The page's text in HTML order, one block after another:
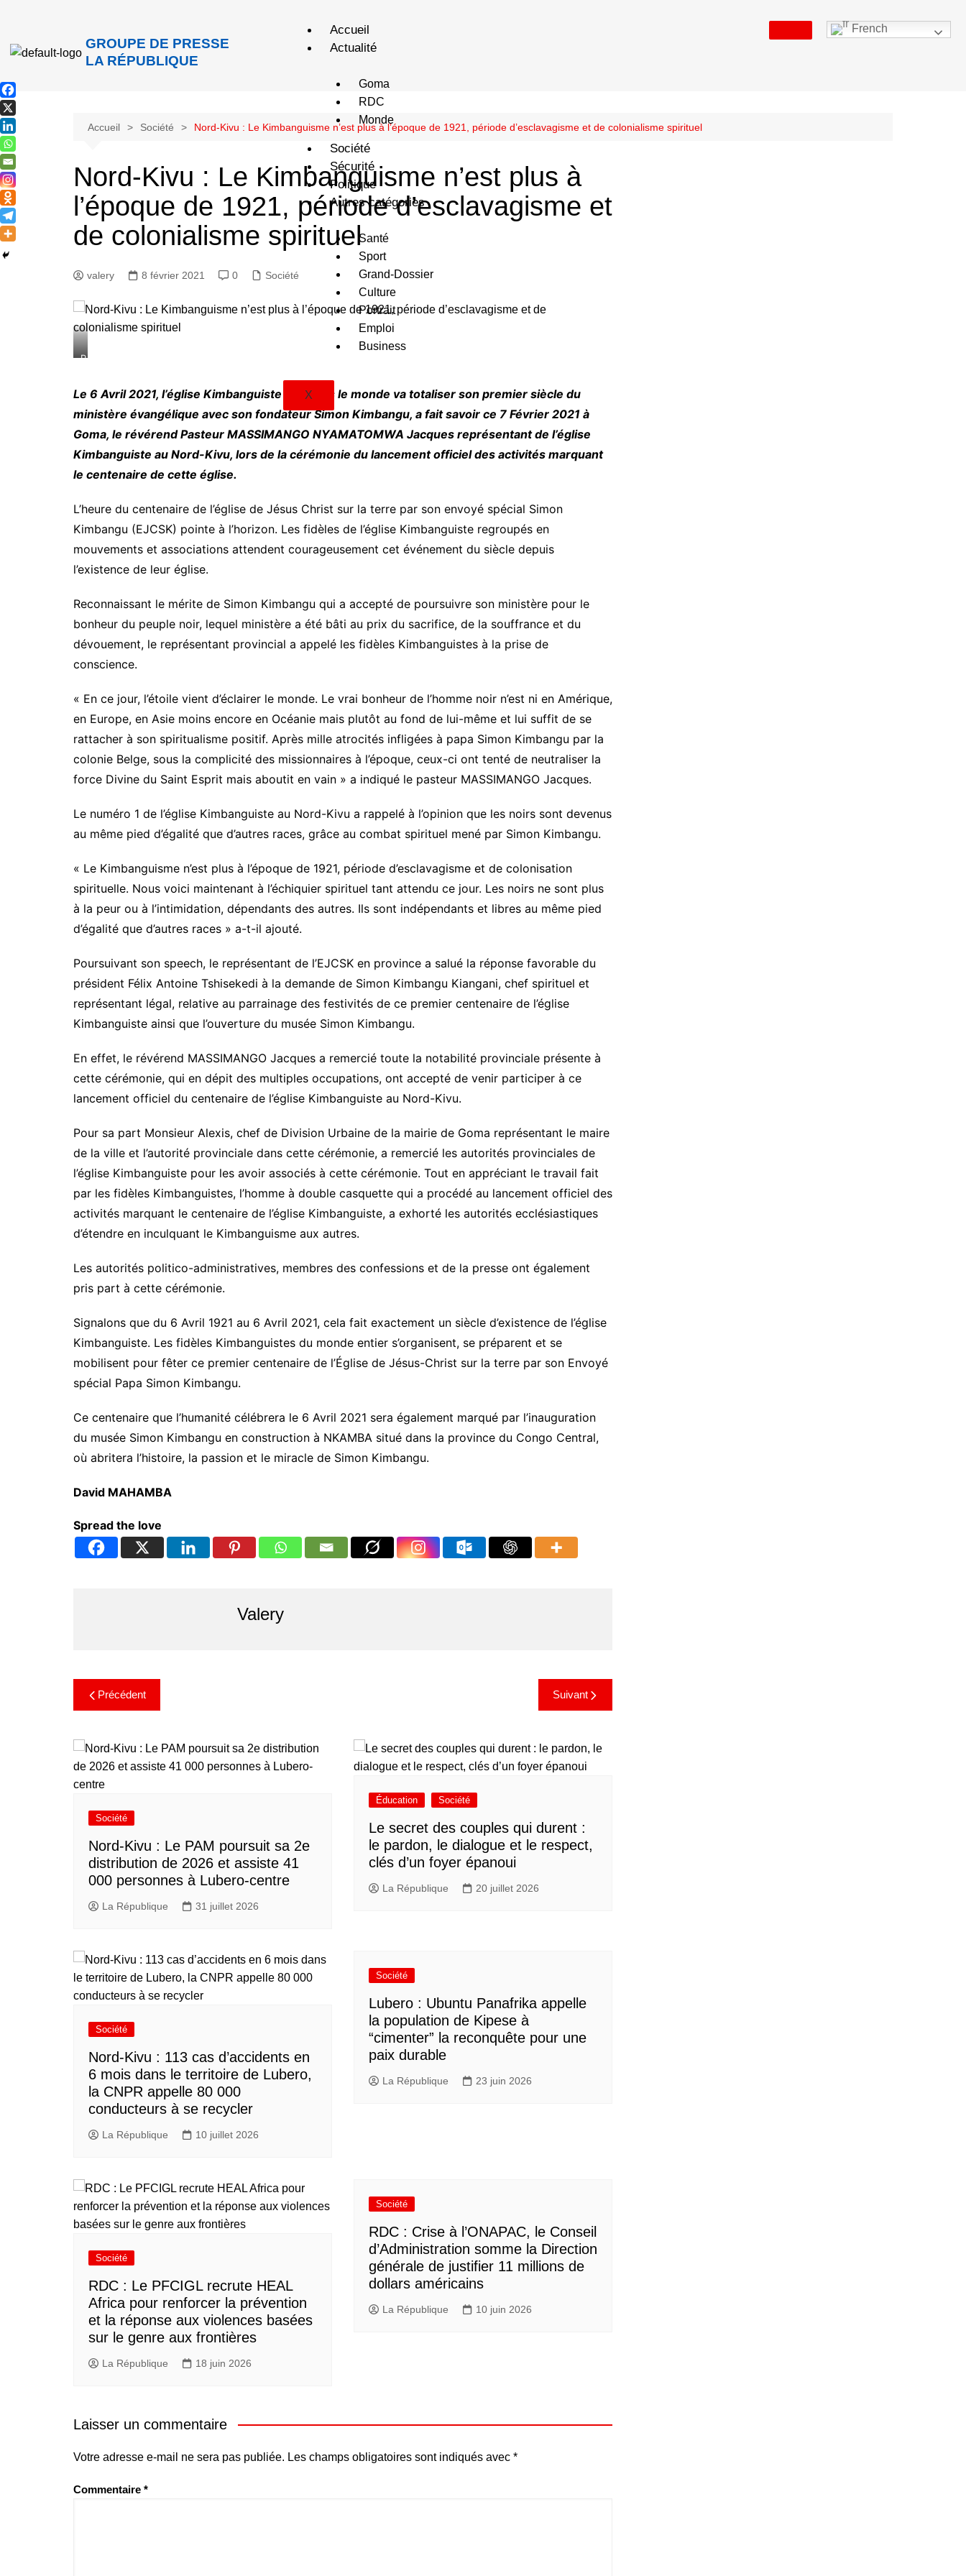
GROUPE DE PRESSE
LA RÉPUBLIQUE
Accueil
Actualité
Goma
RDC
Monde
Société
Sécurité
Politique
Autres catégories
Santé
Sport
Grand-Dossier
Culture
Portrait
Emploi
Business
X
French
Accueil Société Nord-Kivu : Le Kimbanguisme n’est plus à l’époque de 1921, période d’esclavagisme et de colonialisme spirituel
Nord-Kivu : Le Kimbanguisme n’est plus à
l’époque de 1921, période d’esclavagisme et
de colonialisme spirituel
valery 8 février 2021 0 Société
P
t
o
d
e
n
e
m
b
l
a
r
s
l
’
a
u
u
r
a
o
n
e
s
a
c
i
i
é
s
d
e
n
e
a
i
e
d
l
’
g
i
e
K
i
m
b
a
g
u
i
s
e
l
a
e
u
i
m
b
a
t
h
o
Le 6 Avril 2021, l’église Kimbanguiste à travers le monde va totaliser son premier siècle du
ministère évangélique avec son fondateur Simon Kimbangu, a fait savoir ce 7 Février 2021 à
Goma, le révérend Pasteur MASSIMANGO NYAMATOMWA Jacques représentant de l’église
Kimbanguiste au Nord-Kivu, lors de la cérémonie du lancement officiel des activités marquant
le centenaire de cette église.
L’heure du centenaire de l’église de Jésus Christ sur la terre par son envoyé spécial Simon
Kimbangu (EJCSK) pointe à l’horizon. Les fidèles de l’église Kimbanguiste regroupés en
mouvements et associations attendent courageusement cet événement du siècle depuis
l’existence de leur église.
Reconnaissant le mérite de Simon Kimbangu qui a accepté de poursuivre son ministère pour le
bonheur du peuple noir, lequel ministère a été bâti au prix du sacrifice, de la souffrance et du
dévouement, le représentant provincial a appelé les fidèles Kimbanguistes à la prise de
conscience.
« En ce jour, l’étoile vient d’éclairer le monde. Le vrai bonheur de l’homme noir n’est ni en Amérique,
en Europe, en Asie moins encore en Océanie mais plutôt au fond de lui-même et lui suffit de se
rattacher à son spiritualisme positif. Après mille atrocités infligées à papa Simon Kimbangu par la
colonie Belge, sous la complicité des missionnaires à l’époque, ceux-ci ont tenté de neutraliser la
force Divine du Saint Esprit mais aboutit en vain » a indiqué le pasteur MASSIMANGO Jacques.
Le numéro 1 de l’église Kimbanguiste au Nord-Kivu a rappelé à l’opinion que les noirs sont devenus
au même pied d’égalité que d’autres races, grâce au combat spirituel mené par Simon Kimbangu.
« Le Kimbanguisme n’est plus à l’époque de 1921, période d’esclavagisme et de colonisation
spirituelle. Nous voici maintenant à l’échiquier spirituel tant attendu ce jour. Les noirs ne sont plus
à la peur ou à l’intimidation, dépendants des autres. Ils sont indépendants et libres au même pied
d’égalité que d’autres races » a-t-il ajouté.
Poursuivant son speech, le représentant de l’EJCSK en province a salué la réponse favorable du
président Félix Antoine Tshisekedi à la demande de Simon Kimbangu Kiangani, chef spirituel et
représentant légal, relative au parrainage des festivités de ce premier centenaire de l’église
Kimbanguiste ainsi que l’ouverture du musée Simon Kimbangu.
En effet, le révérend MASSIMANGO Jacques a remercié toute la notabilité provinciale présente à
cette cérémonie, qui en dépit des multiples occupations, ont accepté de venir participer à ce
lancement officiel du centenaire de l’église Kimbanguiste au Nord-Kivu.
Pour sa part Monsieur Alexis, chef de Division Urbaine de la mairie de Goma représentant le maire
de la ville et l’autorité provinciale dans cette cérémonie, a remercié les autorités provinciales de
l’église Kimbanguiste pour les avoir associés à cette cérémonie. Tout en appréciant le travail fait
par les fidèles Kimbanguistes, l’homme à double casquette qui a procédé au lancement officiel des
activités marquant le centenaire de l’église Kimbanguiste, a exhorté les autorités ecclésiastiques
d’étendre en inculquant le Kimbanguisme aux autres.
Les autorités politico-administratives, membres des confessions et de la presse ont également
pris part à cette cérémonie.
Signalons que du 6 Avril 1921 au 6 Avril 2021, cela fait exactement un siècle d’existence de l’église
Kimbanguiste. Les fidèles Kimbanguistes du monde entier s’organisent, se préparent et se
mobilisent pour fêter ce premier centenaire de l’Église de Jésus-Christ sur la terre par son Envoyé
spécial Papa Simon Kimbangu.
Ce centenaire que l’humanité célébrera le 6 Avril 2021 sera également marqué par l’inauguration
du musée Simon Kimbangu en construction à NKAMBA situé dans la province du Congo Central,
où abritera l’histoire, la passion et le miracle de Simon Kimbangu.
David MAHAMBA
Spread the love
Valery
Précédent Suivant
Société
Nord-Kivu : Le PAM poursuit sa 2e
distribution de 2026 et assiste 41
000 personnes à Lubero-centre
La République 31 juillet 2026
Éducation Société
Le secret des couples qui durent :
le pardon, le dialogue et le respect,
clés d’un foyer épanoui
La République 20 juillet 2026
Société
Nord-Kivu : 113 cas d’accidents en
6 mois dans le territoire de Lubero,
la CNPR appelle 80 000
conducteurs à se recycler
La République 10 juillet 2026
Société
Lubero : Ubuntu Panafrika appelle
la population de Kipese à
“cimenter” la reconquête pour une
paix durable
La République 23 juin 2026
Société
RDC : Le PFCIGL recrute HEAL
Africa pour renforcer la prévention
et la réponse aux violences basées
sur le genre aux frontières
La République 18 juin 2026
Société
RDC : Crise à l’ONAPAC, le Conseil
d’Administration somme la Direction
générale de justifier 11 millions de
dollars américains
La République 10 juin 2026
Laisser un commentaire
Votre adresse e-mail ne sera pas publiée. Les champs obligatoires sont indiqués avec *
Commentaire *